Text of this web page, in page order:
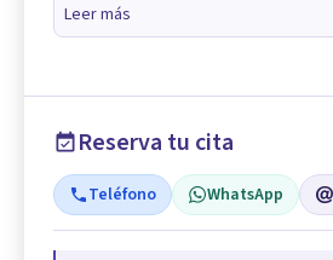
Leer más
Reserva tu cita
Teléfono WhatsApp